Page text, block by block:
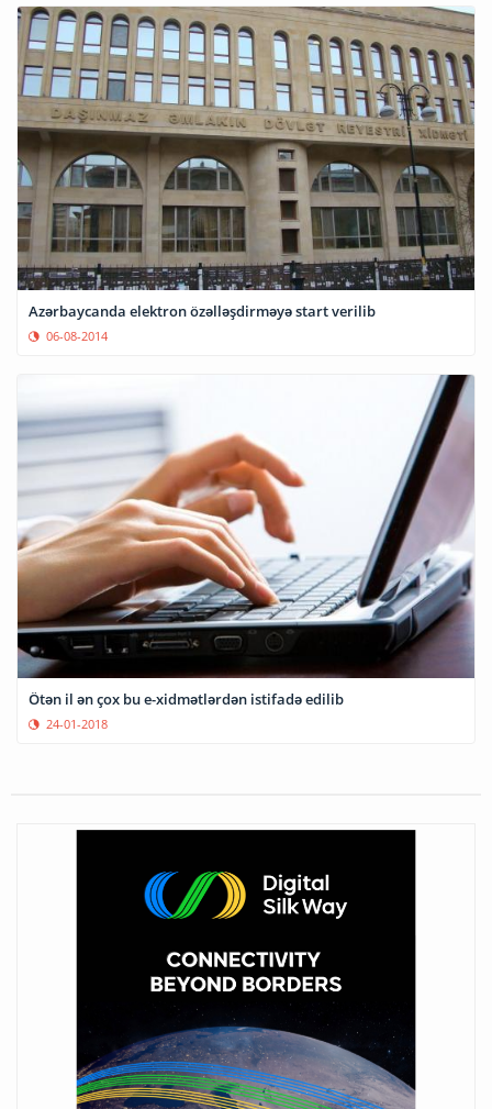
Azərbaycanda elektron özəlləşdirməyə start verilib
06-08-2014
Ötən il ən çox bu e-xidmətlərdən istifadə edilib
24-01-2018